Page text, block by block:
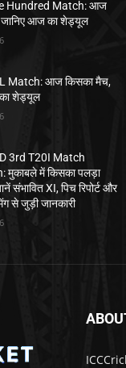
Hundred Match: आज
आज का शेड्यूल
Match: आज किसका मैच,
शेड्यूल
3rd T20I Match
मुकाबले में किसका पलड़ा
संभावित XI, पिच रिपोर्ट और
से जुड़ी जानकारी